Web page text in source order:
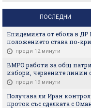
ПОСЛЕДНИ
Епидемията от ебола в ДР
положението става по-
преди 12 минути
ВМРО работи за общ
избори, червените линии
преди 19 минути
Получава ли Иран
проток със сделката с